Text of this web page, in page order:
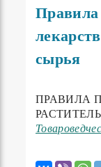
сырья
ПРАВИЛА